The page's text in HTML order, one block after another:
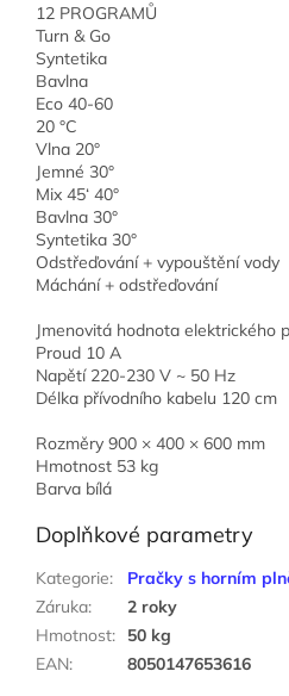
12 PROGRAMŮ
Turn & Go
Syntetika
Bavlna
Eco 40-60
20 °C
Vlna 20°
Jemné 30°
Mix 45‘ 40°
Bavlna 30°
Syntetika 30°
Odstřeďování + vypouštění vody
Máchání + odstřeďování
Jmenovitá hodnota elektrického
Proud 10 A
Napětí 220-230 V ~ 50 Hz
Délka přívodního kabelu 120 cm
Rozměry 900 × 400 × 600 mm
Hmotnost 53 kg
Barva bílá
Doplňkové parametry
Kategorie:
Pračky s horním
Záruka:
2 roky
Hmotnost:
50 kg
EAN: 8050147653616